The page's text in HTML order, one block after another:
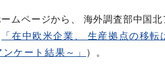
ムページから、 海外調査部中国北
「在中欧米企業、 生産拠点の移転
ケート結果～」 ）。